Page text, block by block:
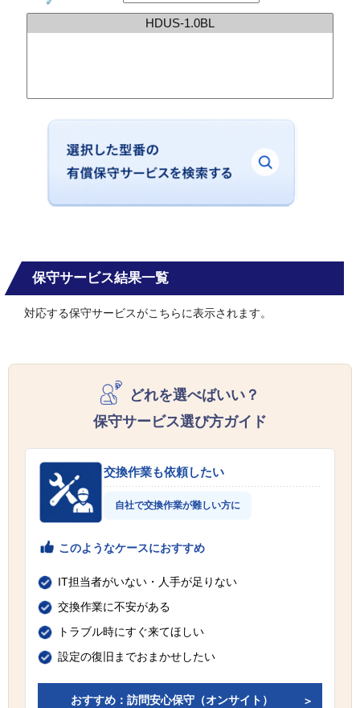
保守サービス結果一覧
対応する保守サービスがこちらに表示されます。
どれを選べばいい？
保守サービス選び方ガイド
交換作業も依頼したい
自社で交換作業が難しい方に
このようなケースにおすすめ
IT担当者がいない・人手が足りない
交換作業に不安がある
トラブル時にすぐ来てほしい
設定の復旧までおまかせしたい
おすすめ：訪問安心保守（オンサイト）